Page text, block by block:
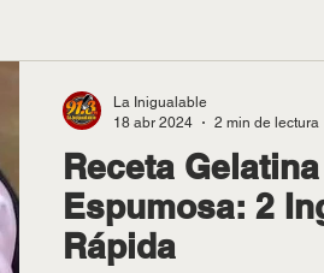
Receta
Espumosa: 2
Rápida
La Inigualable
18 abr 2024
2 min de lectura